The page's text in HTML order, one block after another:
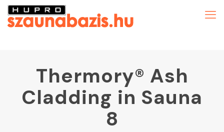
Thermory® Ash
Cladding in Sauna
8